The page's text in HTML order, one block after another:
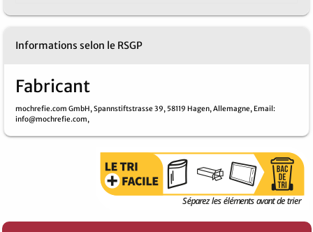
Informations selon le RSGP
Fabricant
mochrefie.com GmbH,Spannstiftstrasse 39, 58119 Hagen,Allemagne, Email :
info@mochrefie.com,